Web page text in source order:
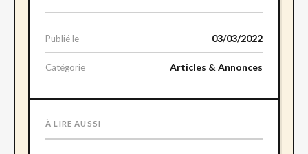
Publié le 03/03/2022
Catégorie Articles & Annonces
À LIRE AUSSI